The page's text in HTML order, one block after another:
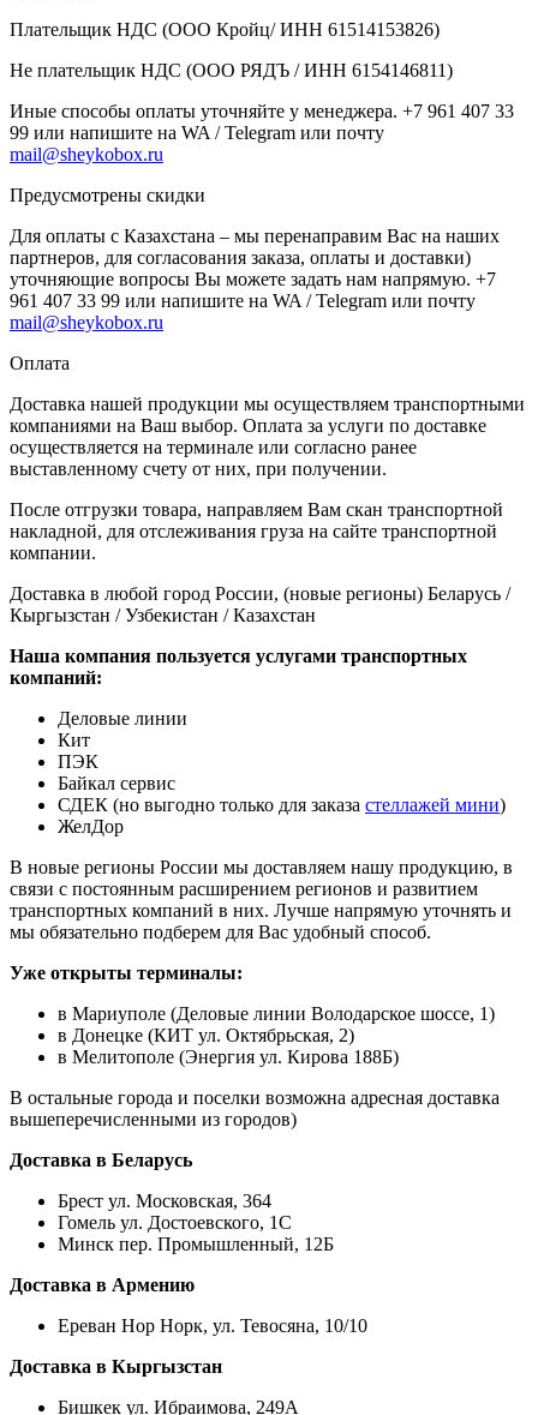
Плательщик НДС (ООО Кройц/ ИНН 61514153826)
Не плательщик НДС (ООО РЯДЪ / ИНН 6154146811)
Иные способы оплаты уточняйте у менеджера. +7 961 407 33
99 или напишите на WA / Telegram или почту
mail@sheykobox.ru
Предусмотрены скидки
Для оплаты с Казахстана – мы перенаправим Вас на наших
партнеров, для согласования заказа, оплаты и доставки)
уточняющие вопросы Вы можете задать нам напрямую. +7
961 407 33 99 или напишите на WA / Telegram или почту
mail@sheykobox.ru
Оплата
Доставка нашей продукции мы осуществляем транспортными
компаниями на Ваш выбор. Оплата за услуги по доставке
осуществляется на терминале или согласно ранее
выставленному счету от них, при получении.
После отгрузки товара, направляем Вам скан транспортной
накладной, для отслеживания груза на сайте транспортной
компании.
Доставка в любой город России, (новые регионы) Беларусь /
Кыргызстан / Узбекистан / Казахстан
Наша компания пользуется услугами транспортных
компаний:
Деловые линии
Кит
ПЭК
Байкал сервис
СДЕК (но выгодно только для заказа стеллажей мини)
ЖелДор
В новые регионы России мы доставляем нашу продукцию, в
связи с постоянным расширением регионов и развитием
транспортных компаний в них. Лучше напрямую уточнять и
мы обязательно подберем для Вас удобный способ.
Уже открыты терминалы:
в Мариуполе (Деловые линии Володарское шоссе, 1)
в Донецке (КИТ ул. Октябрьская, 2)
в Мелитополе (Энергия ул. Кирова 188Б)
В остальные города и поселки возможна адресная доставка
вышеперечисленными из городов)
Доставка в Беларусь
Брест ул. Московская, 364
Гомель ул. Достоевского, 1С
Минск пер. Промышленный, 12Б
Доставка в Армению
Ереван Нор Норк, ул. Тевосяна, 10/10
Доставка в Кыргызстан
Бишкек ул. Ибраимова, 249А